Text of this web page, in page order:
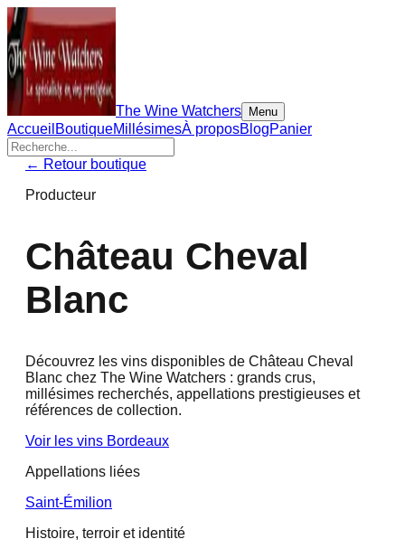
The Wine Watchers Menu
Accueil BoutiqueMillésimesÀ proposBlogPanier
← Retour boutique
Producteur
Château Cheval
Blanc
Découvrez les vins disponibles de Château Cheval
Blanc chez The Wine Watchers : grands crus,
millésimes recherchés, appellations prestigieuses et
références de collection.
Voir les vins Bordeaux
Appellations liées
Saint-Émilion
Histoire, terroir et identité